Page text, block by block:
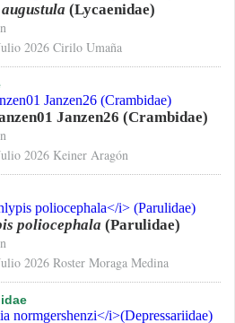
(Lycaenidae)
2026 Cirilo Umaña
Janzen26 (Crambidae)
2026 Keiner Aragón
poliocephala (Parulidae)
2026 Roster Moraga Medina